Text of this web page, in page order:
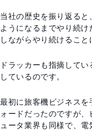
当社の歴史を振り返る
ようになるまでやり続
しながらやり続けるこ
ドラッカーも指摘して
しているのです。
最初に旅客機ビジネス
ォードだったのですが
ュータ業界も同様で、